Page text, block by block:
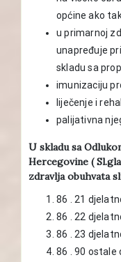
općine ako
u primarnoj
unapređuje
skladu sa
imunizaciju
liječenje i
palijativna
U skladu sa
Hercegovine (
zdravlja obuhvata
86 . 21
86 . 22
86 . 23
86 . 90